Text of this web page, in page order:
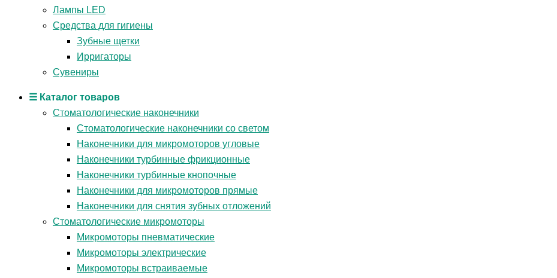
Лампы LED
Средства для гигиены
Зубные щетки
Ирригаторы
Сувениры
☰ Каталог товаров
Стоматологические наконечники
Стоматологические наконечники со светом
Наконечники для микромоторов угловые
Наконечники турбинные фрикционные
Наконечники турбинные кнопочные
Наконечники для микромоторов прямые
Наконечники для снятия зубных отложений
Стоматологические микромоторы
Микромоторы пневматические
Микромоторы электрические
Микромоторы встраиваемые